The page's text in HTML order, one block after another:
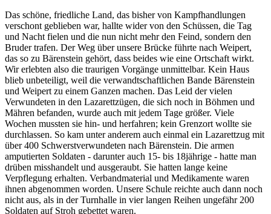
Das schöne, friedliche Land, das bisher von Kampfhandlungen
verschont geblieben war, hallte wider von den Schüssen, die Tag
und Nacht fielen und die nun nicht mehr den Feind, sondern den
Bruder trafen. Der Weg über unsere Brücke führte nach Weipert,
das so zu Bärenstein gehört, dass beides wie eine Ortschaft wirkt.
Wir erlebten also die traurigen Vorgänge unmittelbar. Kein Haus
blieb unbeteiligt, weil die verwandtschaftlichen Bande Bärenstein
und Weipert zu einem Ganzen machen. Das Leid der vielen
Verwundeten in den Lazarettzügen, die sich noch in Böhmen und
Mähren befanden, wurde auch mit jedem Tage größer. Viele
Wochen mussten sie hin- und herfahren; kein Grenzort wollte sie
durchlassen. So kam unter anderem auch einmal ein Lazarettzug mit
über 400 Schwerstverwundeten nach Bärenstein. Die armen
amputierten Soldaten - darunter auch 15- bis 18jährige - hatte man
drüben misshandelt und ausgeraubt. Sie hatten lange keine
Verpflegung erhalten. Verbandmaterial und Medikamente waren
ihnen abgenommen worden. Unsere Schule reichte auch dann noch
nicht aus, als in der Turnhalle in vier langen Reihen ungefähr 200
Soldaten auf Stroh gebettet waren.